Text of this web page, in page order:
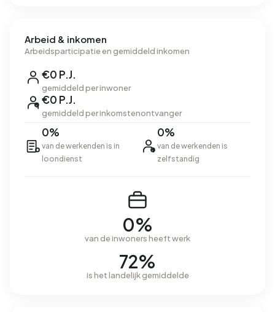
Arbeid & inkomen
Arbeidsparticipatie en gemiddeld inkomen
€0 P.J.
gemiddeld per inwoner
€0 P.J.
gemiddeld per inkomstenontvanger
0%
van de werkenden is in
loondienst
0%
van de werkenden is
zelfstandig
0%
van de inwoners heeft werk
72%
is het landelijk gemiddelde